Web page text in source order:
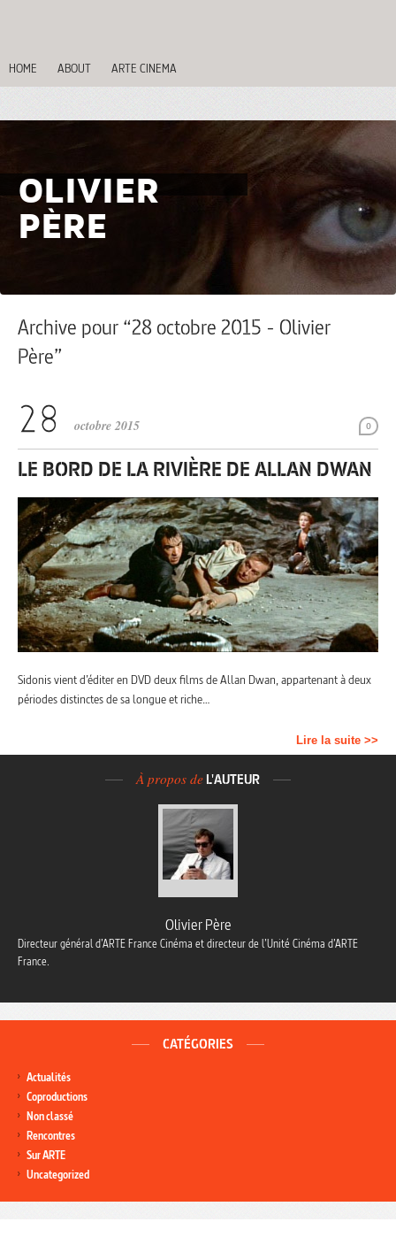
HOME ABOUT ARTE CINEMA
OLIVIER
PÈRE
Archive pour “28 octobre 2015 - Olivier
Père”
0
octobre 2015
LE BORD DE LA RIVIÈRE DE ALLAN DWAN
Sidonis vient d’éditer en DVD deux films de Allan Dwan, appartenant à deux
périodes distinctes de sa longue et riche…
Lire la suite >>
À propos de L'AUTEUR
Olivier Père
Directeur général d’ARTE France Cinéma et directeur de l’Unité Cinéma d’ARTE
France.
CATÉGORIES
Actualités
Coproductions
Non classé
Rencontres
Sur ARTE
Uncategorized